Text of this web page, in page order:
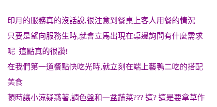
印月的服務真的沒話說,很注意到餐桌上客人用餐的情況
只要是望向服務生時,就會立馬出現在桌邊詢問有什麼需求
呢 這點真的很讚!
在我們第一道餐點快吃光時,就立刻在端上藝鴨二吃的搭配
美食
頓時讓小涼疑惑著,調色盤和一盆蔬菜??? 這? 這是要拿草作